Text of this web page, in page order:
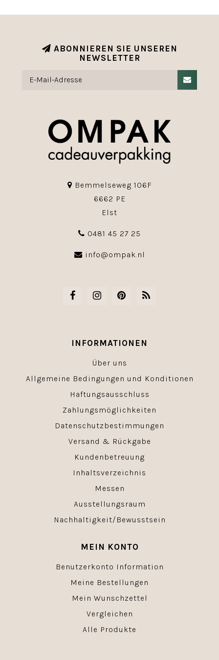
ABONNIEREN SIE UNSEREN
NEWSLETTER
Bemmelseweg 106F
6662 PE
Elst
0481 45 27 25
info@ompak.nl
INFORMATIONEN
Über uns
Allgemeine Bedingungen und Konditionen
Haftungsausschluss
Zahlungsmöglichkeiten
Datenschutzbestimmungen
Versand & Rückgabe
Kundenbetreuung
Inhaltsverzeichnis
Messen
Ausstellungsraum
Nachhaltigkeit/Bewusstsein
MEIN KONTO
Benutzerkonto Information
Meine Bestellungen
Mein Wunschzettel
Vergleichen
Alle Produkte